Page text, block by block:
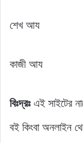
শেখ আয
কাজী আয
বিঃদ্রঃ এই সাইটের
বই কিংবা অনলাইন